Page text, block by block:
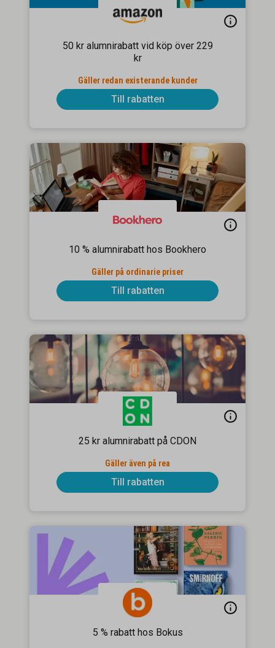
50 kr alumnirabatt vid köp över 229
kr
Gäller redan existerande kunder
Till rabatten
10 % alumnirabatt hos Bookhero
Gäller på ordinarie priser
Till rabatten
25 kr alumnirabatt på CDON
Gäller även på rea
Till rabatten
5 % rabatt hos Bokus